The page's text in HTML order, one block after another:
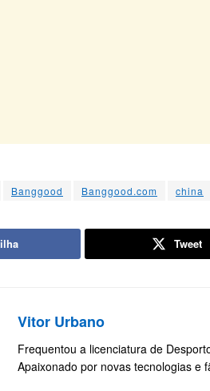
Banggood Banggood.com china
Tweet
Vitor Urbano
Frequentou a licenciatura de
Apaixonado por novas tecnologias e